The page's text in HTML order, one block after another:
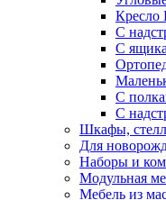
Кресло
С
С
С
С
Шкафы,
Для
Наборы и
Модульная
Мебель из